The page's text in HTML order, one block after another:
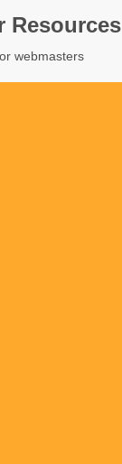
Resources
webmasters